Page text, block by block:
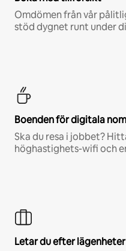
Omdömen från vår
stöd dygnet runt under
Boenden för digitala
Ska du resa i jobbet?
höghastighets-wifi och
Letar du efter